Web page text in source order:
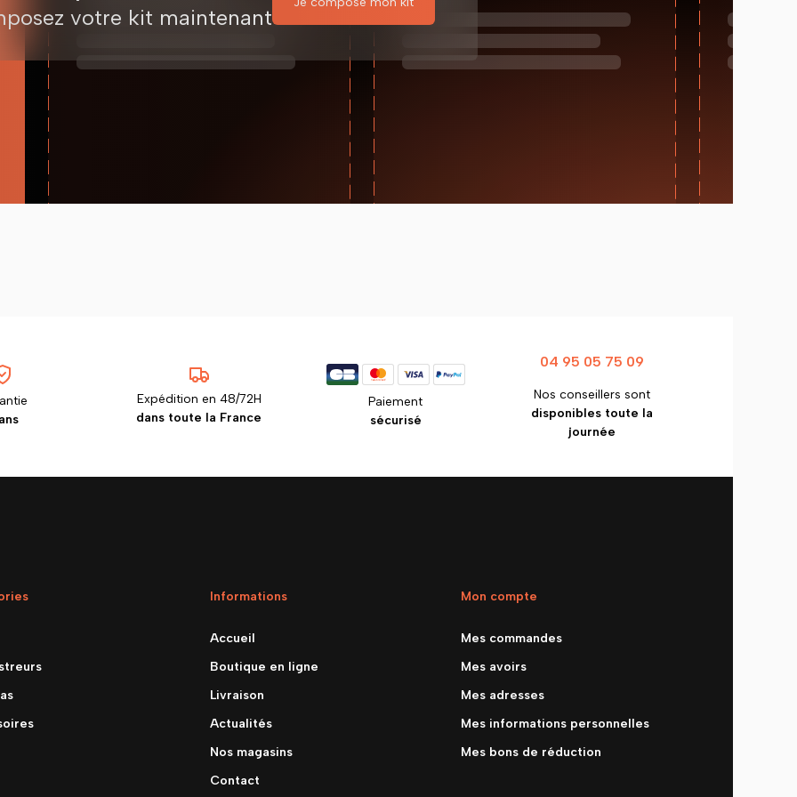
votre kit maintenant
Expédition en 48/72H
dans toute la France
Paiement
sécurisé
04 95 05 75 09
Nos conseillers sont
disponibles toute la
journée
Informations
Accueil
Boutique en ligne
Livraison
Actualités
Nos magasins
Contact
Mon compte
Mes commandes
Mes avoirs
Mes adresses
Mes informations personnelles
Mes bons de réduction